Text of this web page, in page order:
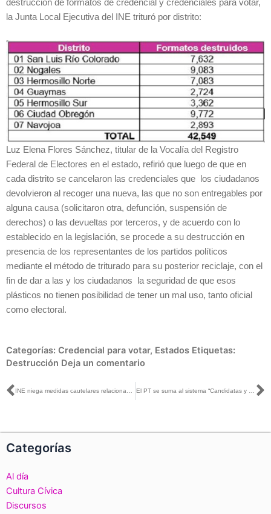
destrucción de formatos de credencial y credenciales para votar,
la Junta Local Ejecutiva del INE trituró por distrito:
Luz Elena Flores Sánchez, titular de la Vocalía del Registro
Federal de Electores en el estado, refirió que luego de que en
cada distrito se cancelaron las credenciales que los ciudadanos
devolvieron al recoger una nueva, las que no son entregables por
alguna causa (solicitaron otra, defunción, suspensión de
derechos) o las devueltas por terceros, y de acuerdo con lo
establecido en la legislación, se procede a su destrucción en
presencia de los representantes de los partidos políticos
mediante el método de triturado para su posterior reciclaje, con el
fin de dar a las y los ciudadanos la seguridad de que esos
plásticos no tienen posibilidad de tener un mal uso, tanto oficial
como electoral.
Categorías: Credencial para votar, Estados Etiquetas:
Destrucción Deja un comentario
Ant INE niega medidas cautelares relacionadas con calumnia en el marco del proceso electoral de Durango y concede cautelares respecto a spot del PAN en contra del candidato a la gubernatura de Morena en Tamaulipas El PT se suma al sistema “Candidatas y Candidatos, Conóceles”de cara a las #Elecciones2022MX
Categorías
Al día
Cultura Cívica
Discursos